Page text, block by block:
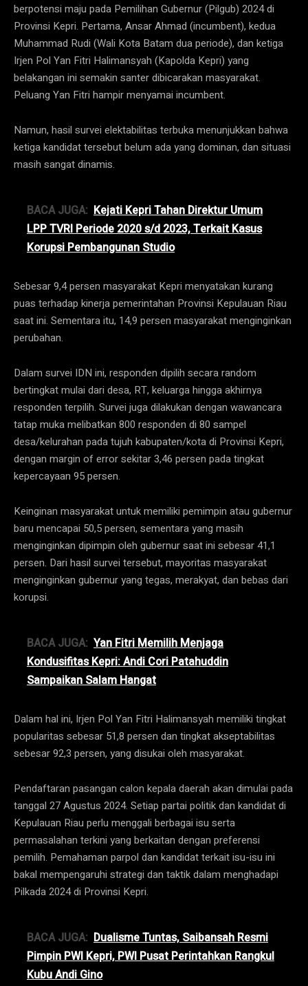
berpotensi maju pada Pemilihan Gubernur (Pilgub) 2024 di
Provinsi Kepri. Pertama, Ansar Ahmad (incumbent), kedua
Muhammad Rudi (Wali Kota Batam dua periode), dan ketiga
Irjen Pol Yan Fitri Halimansyah (Kapolda Kepri) yang
belakangan ini semakin santer dibicarakan masyarakat.
Peluang Yan Fitri hampir menyamai incumbent.
Namun, hasil survei elektabilitas terbuka menunjukkan bahwa
ketiga kandidat tersebut belum ada yang dominan, dan situasi
masih sangat dinamis.
BACA JUGA: Kejati Kepri Tahan Direktur Umum
LPP TVRI Periode 2020 s/d 2023, Terkait Kasus
Korupsi Pembangunan Studio
Sebesar 9,4 persen masyarakat Kepri menyatakan kurang
puas terhadap kinerja pemerintahan Provinsi Kepulauan Riau
saat ini. Sementara itu, 14,9 persen masyarakat menginginkan
perubahan.
Dalam survei IDN ini, responden dipilih secara random
bertingkat mulai dari desa, RT, keluarga hingga akhirnya
responden terpilih. Survei juga dilakukan dengan wawancara
tatap muka melibatkan 800 responden di 80 sampel
desa/kelurahan pada tujuh kabupaten/kota di Provinsi Kepri,
dengan margin of error sekitar 3,46 persen pada tingkat
kepercayaan 95 persen.
Keinginan masyarakat untuk memiliki pemimpin atau gubernur
baru mencapai 50,5 persen, sementara yang masih
menginginkan dipimpin oleh gubernur saat ini sebesar 41,1
persen. Dari hasil survei tersebut, mayoritas masyarakat
menginginkan gubernur yang tegas, merakyat, dan bebas dari
korupsi.
BACA JUGA: Yan Fitri Memilih Menjaga
Kondusifitas Kepri: Andi Cori Patahuddin
Sampaikan Salam Hangat
Dalam hal ini, Irjen Pol Yan Fitri Halimansyah memiliki tingkat
popularitas sebesar 51,8 persen dan tingkat akseptabilitas
sebesar 92,3 persen, yang disukai oleh masyarakat.
Pendaftaran pasangan calon kepala daerah akan dimulai pada
tanggal 27 Agustus 2024. Setiap partai politik dan kandidat di
Kepulauan Riau perlu menggali berbagai isu serta
permasalahan terkini yang berkaitan dengan preferensi
pemilih. Pemahaman parpol dan kandidat terkait isu-isu ini
bakal mempengaruhi strategi dan taktik dalam menghadapi
Pilkada 2024 di Provinsi Kepri.
BACA JUGA: Dualisme Tuntas, Saibansah Resmi
Pimpin PWI Kepri, PWI Pusat Perintahkan Rangkul
Kubu Andi Gino